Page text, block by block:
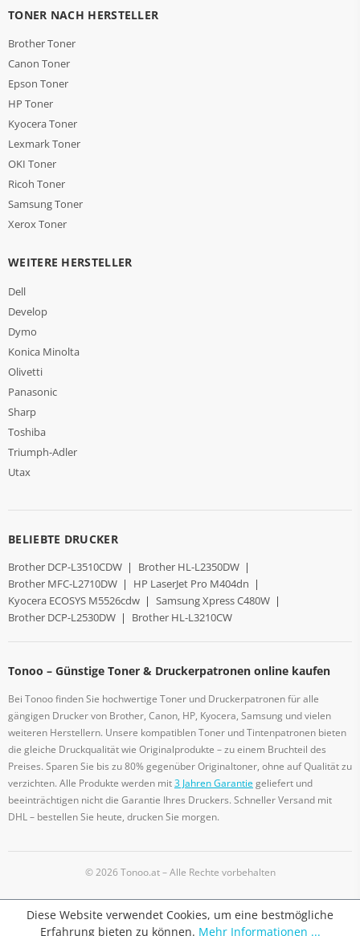
TONER NACH HERSTELLER
Brother Toner
Canon Toner
Epson Toner
HP Toner
Kyocera Toner
Lexmark Toner
OKI Toner
Ricoh Toner
Samsung Toner
Xerox Toner
WEITERE HERSTELLER
Dell
Develop
Dymo
Konica Minolta
Olivetti
Panasonic
Sharp
Toshiba
Triumph-Adler
Utax
BELIEBTE DRUCKER
Brother DCP-L3510CDW | Brother HL-L2350DW |
Brother MFC-L2710DW | HP LaserJet Pro M404dn |
Kyocera ECOSYS M5526cdw | Samsung Xpress C480W |
Brother DCP-L2530DW | Brother HL-L3210CW
Tonoo – Günstige Toner & Druckerpatronen online kaufen
Bei Tonoo finden Sie hochwertige Toner und Druckerpatronen für alle
gängigen Drucker von Brother, Canon, HP, Kyocera, Samsung und vielen
weiteren Herstellern. Unsere kompatiblen Toner und Tintenpatronen bieten
die gleiche Druckqualität wie Originalprodukte – zu einem Bruchteil des
Preises. Sparen Sie bis zu 80% gegenüber Originaltoner, ohne auf Qualität zu
verzichten. Alle Produkte werden mit3 Jahren Garantiegeliefert und
beeinträchtigen nicht die Garantie Ihres Druckers. Schneller Versand mit
DHL – bestellen Sie heute, drucken Sie morgen.
© 2026 Tonoo.at – Alle Rechte vorbehalten
Diese Website verwendet Cookies, um eine bestmögliche
Erfahrung bieten zu können. Mehr Informationen ...